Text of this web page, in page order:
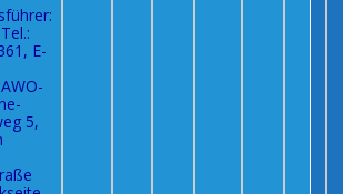
E-
5,